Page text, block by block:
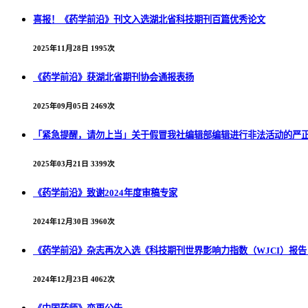
喜报！《药学前沿》刊文入选湖北省科技期刊百篇优秀论文
2025年11月28日 1995次
《药学前沿》获湖北省期刊协会通报表扬
2025年09月05日 2469次
「紧急提醒，请勿上当」关于假冒我社编辑部编辑进行非法活动的严
2025年03月21日 3399次
《药学前沿》致谢2024年度审稿专家
2024年12月30日 3960次
《药学前沿》杂志再次入选《科技期刊世界影响力指数（WJCI）报告
2024年12月23日 4062次